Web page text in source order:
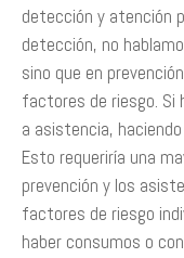
detección y atención
detección, no
sino que en
factores de riesgo. Si
a asistencia,
Esto requeriría una
prevención y los
factores de riesgo
haber consumos o